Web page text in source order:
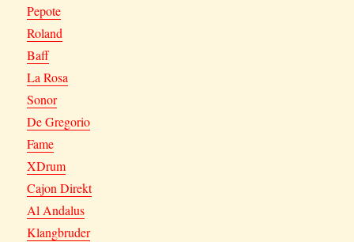
Pepote
Roland
Baff
La Rosa
Sonor
De Gregorio
Fame
XDrum
Cajon Direkt
Al Andalus
Klangbruder